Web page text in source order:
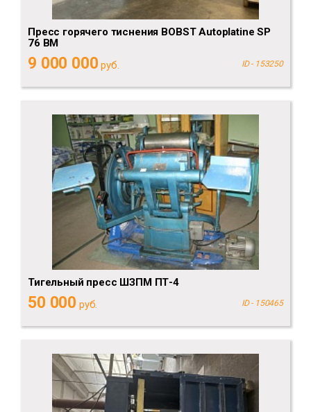
Пресс горячего тиснения BOBST Autoplatine SP
76 BM
9 000 000 руб. ID - 153250
Тигельный пресс ШЗПМ ПТ-4
50 000 руб. ID - 150465